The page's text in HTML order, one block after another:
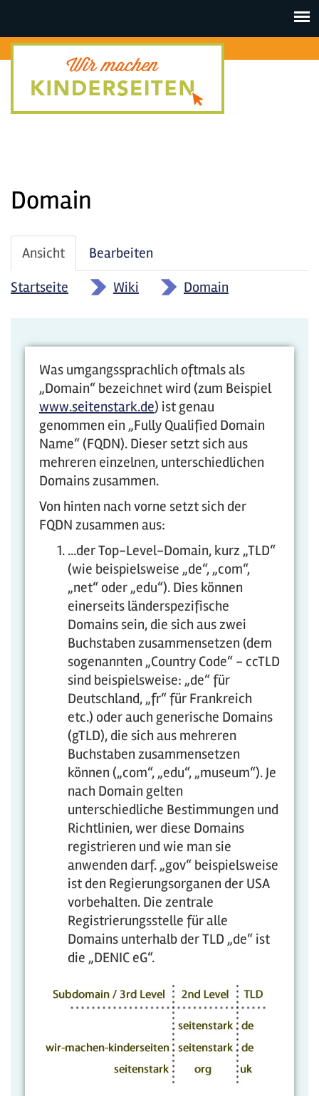
Toggle
Domain
Haupt-
Reiter
Ansicht (aktiver
Reiter)
Bearbeiten
Startseite
» Wiki » Domain
Was umgangssprachlich oftmals als
„Domain“ bezeichnet wird (zum Beispiel
www.seitenstark.de) ist genau
genommen ein „Fully Qualified Domain
Name“ (FQDN). Dieser setzt sich aus
mehreren einzelnen, unterschiedlichen
Domains zusammen.
Von hinten nach vorne setzt sich der
FQDN zusammen aus:
...der Top-Level-Domain, kurz „TLD“
(wie beispielsweise „de“, „com“,
„net“ oder „edu“). Dies können
einerseits länderspezifische
Domains sein, die sich aus zwei
Buchstaben zusammensetzen (dem
sogenannten „Country Code“ - ccTLD
sind beispielsweise: „de“ für
Deutschland, „fr“ für Frankreich
etc.) oder auch generische Domains
(gTLD), die sich aus mehreren
Buchstaben zusammensetzen
können („com“, „edu“, „museum“). Je
nach Domain gelten
unterschiedliche Bestimmungen und
Richtlinien, wer diese Domains
registrieren und wie man sie
anwenden darf. „gov“ beispielsweise
ist den Regierungsorganen der USA
vorbehalten. Die zentrale
Registrierungsstelle für alle
Domains unterhalb der TLD „de“ ist
die „DENIC eG“.